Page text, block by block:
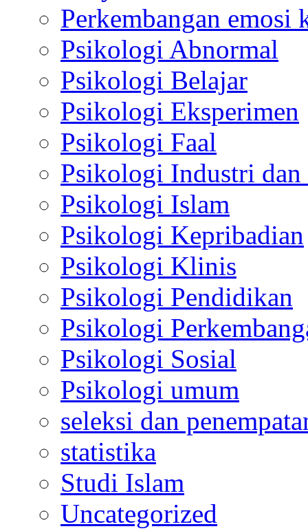
Perkembangan emosi
Psikologi Abnormal
Psikologi Belajar
Psikologi Eksperimen
Psikologi Faal
Psikologi Industri dan
Psikologi Islam
Psikologi Kepribadian
Psikologi Klinis
Psikologi Pendidikan
Psikologi
Psikologi Sosial
Psikologi umum
seleksi dan
statistika
Studi Islam
Uncategorized